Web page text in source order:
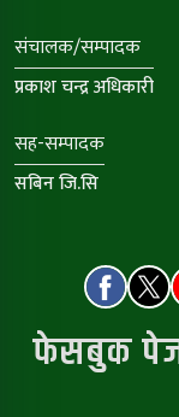
संचालक/सम्पादक
प्रकाश चन्द्र अधिकारी
सह-सम्पादक
सबिन जि.सि
फेसबुक